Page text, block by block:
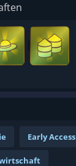
Early Access